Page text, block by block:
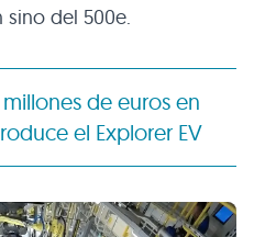
del 500e.
de euros en
el Explorer EV